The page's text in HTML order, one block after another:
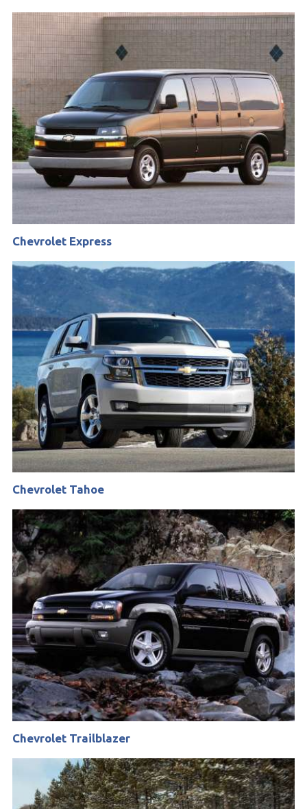
Chevrolet Express
Chevrolet Tahoe
Chevrolet Trailblazer